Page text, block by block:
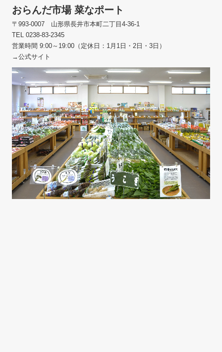
おらんだ市場 菜なポート
〒993-0007 山形県長井市本町二丁目4-36-1
TEL 0238-83-2345
営業時間 9:00～19:00（定休日：1月1日・2日・3日）
→公式サイト